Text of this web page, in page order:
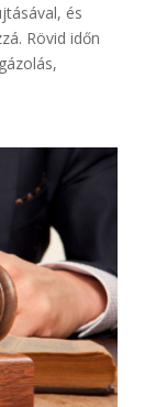
és
Rövid időn